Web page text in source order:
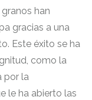
han
gracias a una
Este éxito se ha
como la
por la
le ha abierto las